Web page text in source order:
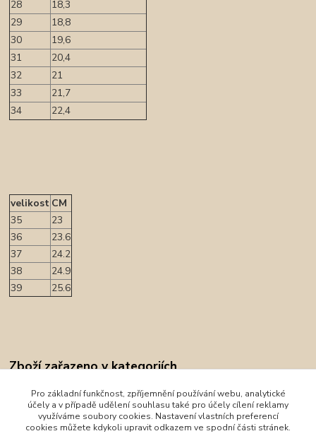
28
18,3
29
18,8
30
19,6
31
20,4
32
21
33
21,7
34
22,4
velikost CM
35
23
36
23.6
37
24.2
38
24.9
39
25.6
Zboží zařazeno v kategoriích
Obuv
Celoroční obuv
Pro základní funkčnost, zpříjemnění používání webu, analytické
účely a v případě udělení souhlasu také pro účely cílení reklamy
využíváme soubory cookies. Nastavení vlastních preferencí
cookies můžete kdykoli upravit odkazem ve spodní části stránek.